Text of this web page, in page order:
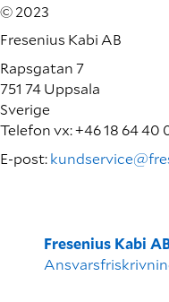
© 2023
Fresenius Kabi AB
Rapsgatan 7
751 74 Uppsala
Sverige
Telefon vx: +46 18 64 40
E-post:
Fresenius Kabi